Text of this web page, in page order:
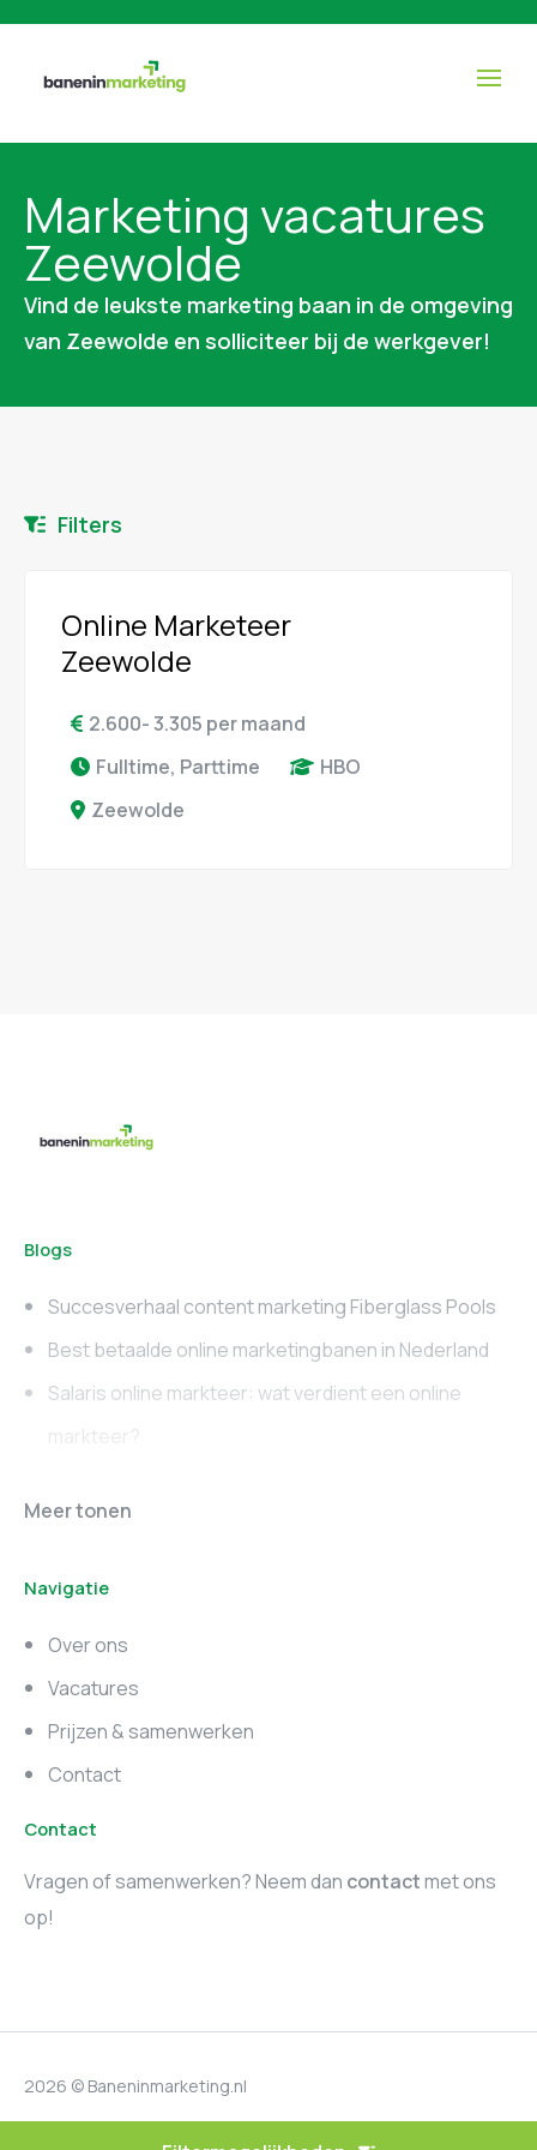
Marketing vacatures
Zeewolde
Vind de leukste marketing baan in de omgeving
van Zeewolde en solliciteer bij de werkgever!
Filters
Online Marketeer
Zeewolde
2.600- 3.305 per maand
Fulltime, Parttime
HBO
Zeewolde
Blogs
Succesverhaal content marketing Fiberglass Pools
Best betaalde online marketingbanen in Nederland
Salaris online markteer: wat verdient een online
markteer?
Online marketing
Marketing vacatures
Zuid-Holland
Marketing vacatures
Utrecht
Meer tonen
Navigatie
Over ons
Vacatures
Prijzen & samenwerken
Contact
Contact
Vragen of samenwerken? Neem dan contactmet ons
op!
2026 © Baneninmarketing.nl
Privacyverklaring